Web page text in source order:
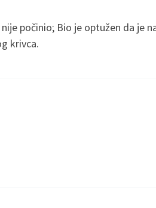
počinio; Bio je optužen da je
krivca.